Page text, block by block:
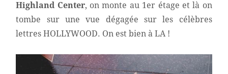
Highland Center, on monte au 1er étage et là on
tombe sur une vue dégagée sur les célèbres
lettres HOLLYWOOD. On est bien à LA !